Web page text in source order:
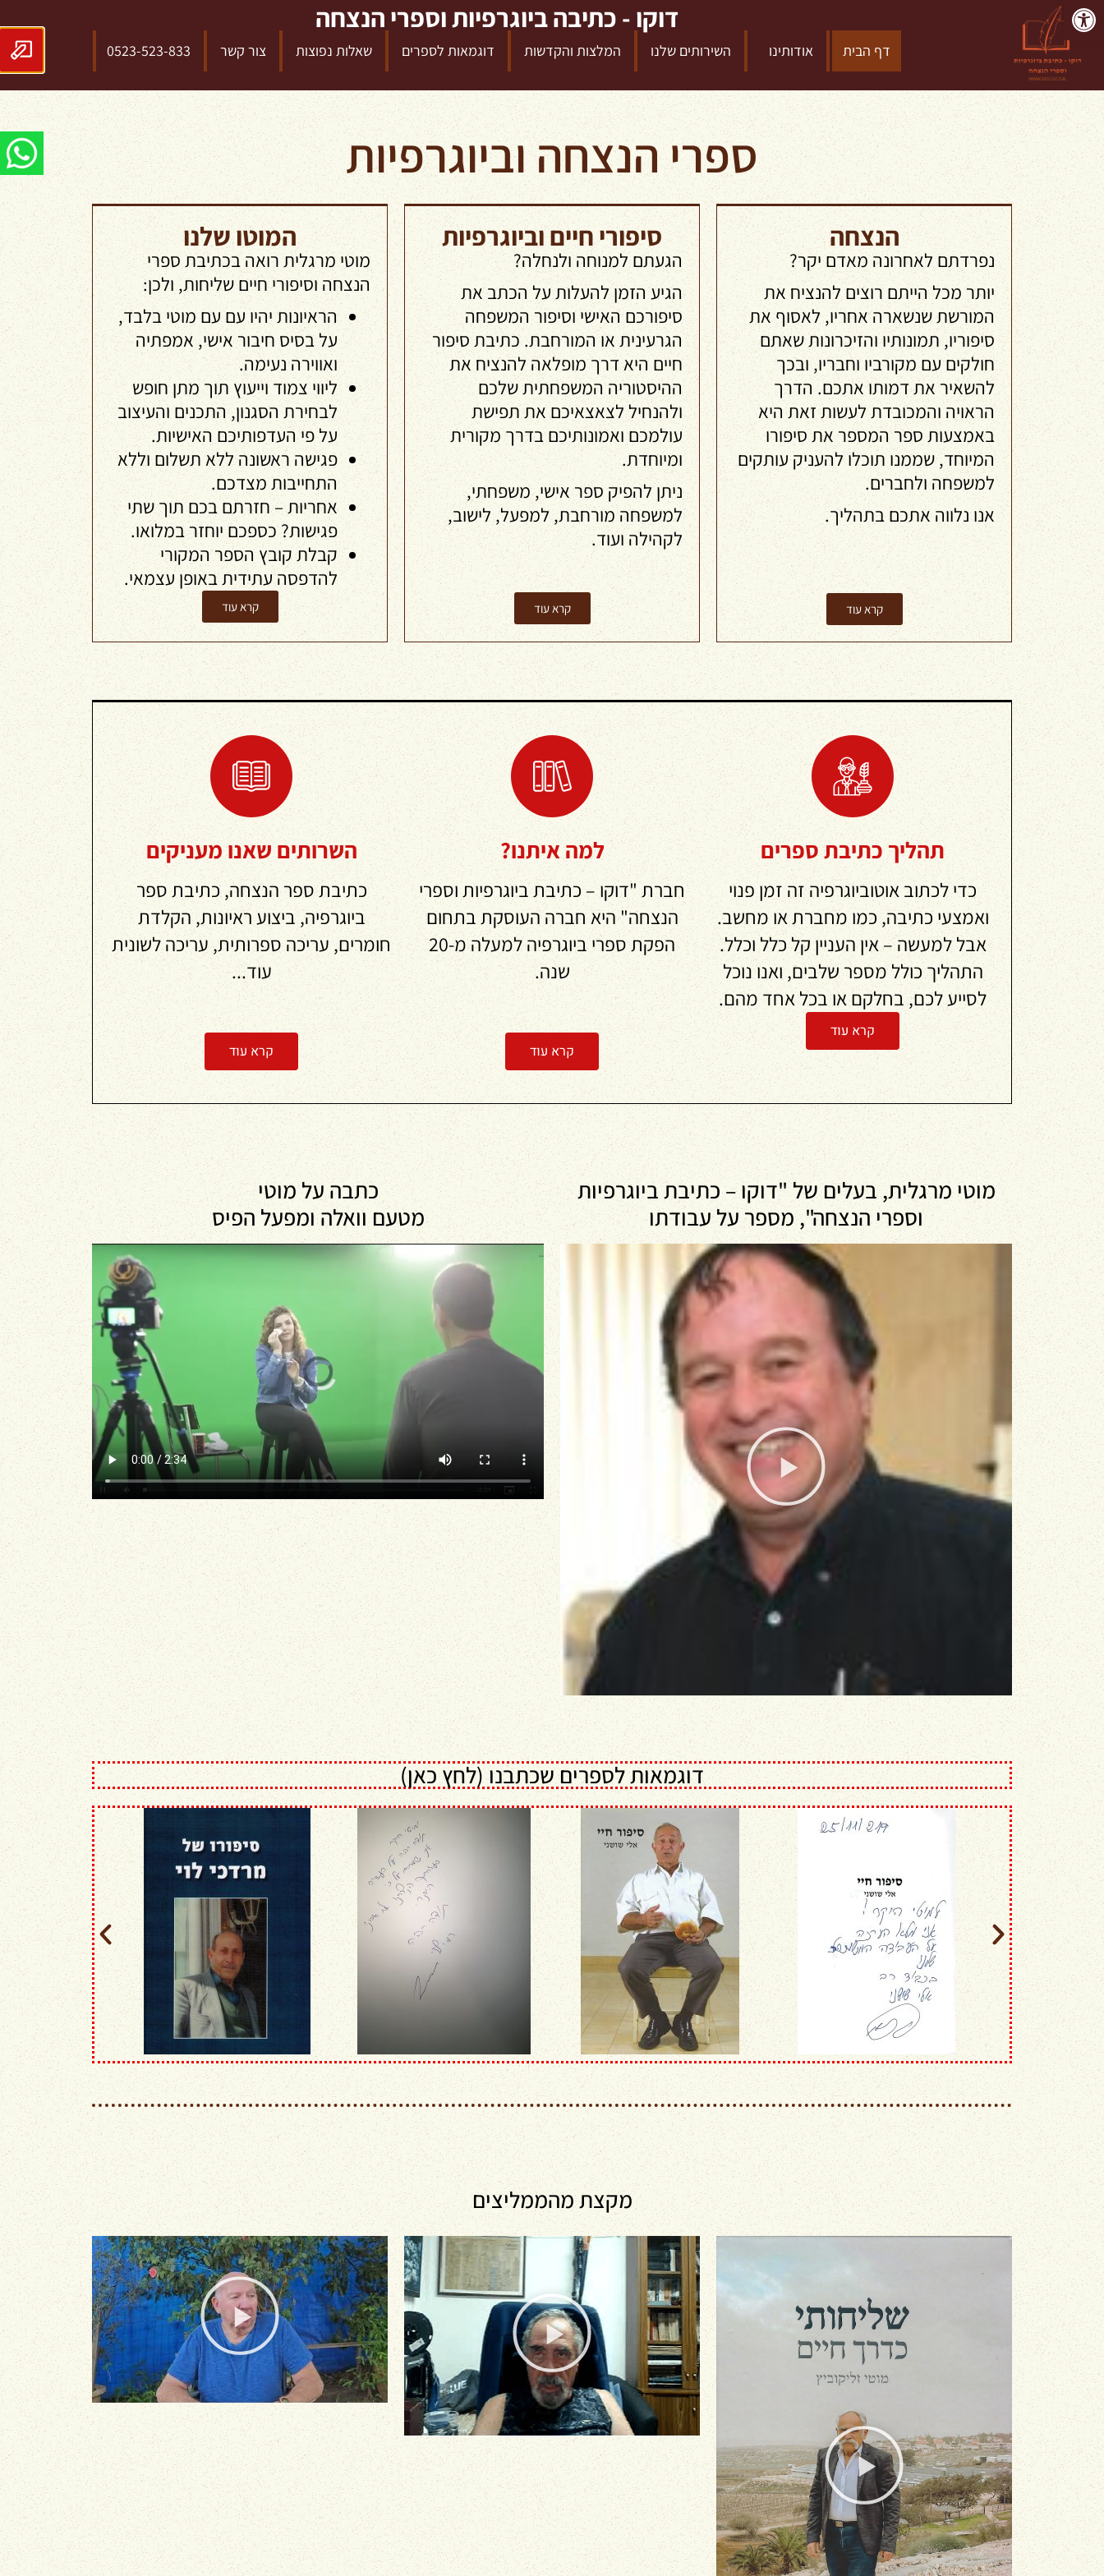
פתח סרגל נגישות דוקו - כתיבה ביוגרפיות וספרי הנצחה
דף הבית אודותינו השירותים שלנו המלצות והקדשות דוגמאות לספרים שאלות נפוצות צור קשר 0523-523-833
ספרי הנצחה וביוגרפיות
הנצחה
נפרדתם לאחרונה מאדם יקר?
יותר מכל הייתם רוצים להנציח את
המורשת שנשארה אחריו, לאסוף את
סיפוריו, תמונותיו והזיכרונות שאתם
חולקים עם מקורביו וחבריו, ובכך
להשאיר את דמותו אתכם. הדרך
הראויה והמכובדת לעשות זאת היא
באמצעות ספר המספר את סיפורו
המיוחד, שממנו תוכלו להעניק עותקים
למשפחה ולחברים.
אנו נלווה אתכם בתהליך.
קרא עוד
סיפורי חיים וביוגרפיות
הגעתם למנוחה ולנחלה?
הגיע הזמן להעלות על הכתב את
סיפורכם האישי וסיפור המשפחה
הגרעינית או המורחבת. כתיבת סיפור
חיים היא דרך מופלאה להנציח את
ההיסטוריה המשפחתית שלכם
ולהנחיל לצאצאיכם את תפישת
עולמכם ואמונותיכם בדרך מקורית
ומיוחדת.
ניתן להפיק ספר אישי, משפחתי,
למשפחה מורחבת, למפעל, לישוב,
לקהילה ועוד.
קרא עוד
המוטו שלנו
מוטי מרגלית רואה בכתיבת ספרי
הנצחה וסיפורי חיים שליחות, ולכן:
הראיונות יהיו עם עם מוטי בלבד,
על בסיס חיבור אישי, אמפתיה
ואווירה נעימה.
ליווי צמוד וייעוץ תוך מתן חופש
לבחירת הסגנון, התכנים והעיצוב
על פי העדפותיכם האישיות.
פגישה ראשונה ללא תשלום וללא
התחייבות מצדכם.
אחריות – חזרתם בכם תוך שתי
פגישות? כספכם יוחזר במלואו.
קבלת קובץ הספר המקורי
להדפסה עתידית באופן עצמאי.
קרא עוד
תהליך כתיבת ספרים
כדי לכתוב אוטוביוגרפיה זה זמן פנוי
ואמצעי כתיבה, כמו מחברת או מחשב.
אבל למעשה – אין העניין קל כלל וכלל.
התהליך כולל מספר שלבים, ואנו נוכל
לסייע לכם, בחלקם או בכל אחד מהם.
קרא עוד
למה איתנו?
חברת "דוקו – כתיבת ביוגרפיות וספרי
הנצחה" היא חברה העוסקת בתחום
הפקת ספרי ביוגרפיה למעלה מ-20
שנה.
קרא עוד
השרותים שאנו מעניקים
כתיבת ספר הנצחה, כתיבת ספר
ביוגרפיה, ביצוע ראיונות, הקלדת
חומרים, עריכה ספרותית, עריכה לשונית
עוד...
קרא עוד
מוטי מרגלית, בעלים של "דוקו – כתיבת ביוגרפיות
וספרי הנצחה", מספר על עבודתו
כתבה על מוטי
מטעם וואלה ומפעל הפיס
דוגמאות לספרים שכתבנו (לחץ כאן)
מקצת מהממליצים